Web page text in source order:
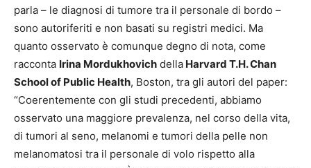
parla – le diagnosi di tumore tra il personale di bordo –
sono autoriferiti e non basati su registri medici. Ma
quanto osservato è comunque degno di nota, come
racconta Irina Mordukhovich della Harvard T.H. Chan
School of Public Health, Boston, tra gli autori del paper:
“Coerentemente con gli studi precedenti, abbiamo
osservato una maggiore prevalenza, nel corso della vita,
di tumori al seno, melanomi e tumori della pelle non
melanomatosi tra il personale di volo rispetto alla